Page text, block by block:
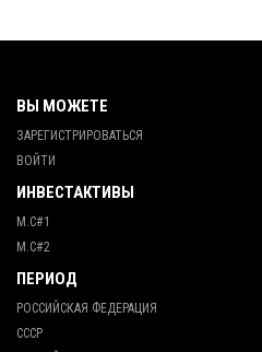
ВЫ МОЖЕТЕ
ЗАРЕГИСТРИРОВАТЬСЯ
ВОЙТИ
ИНВЕСТАКТИВЫ
М.С#1
М.С#2
ПЕРИОД
РОССИЙСКАЯ ФЕДЕРАЦИЯ
СССР